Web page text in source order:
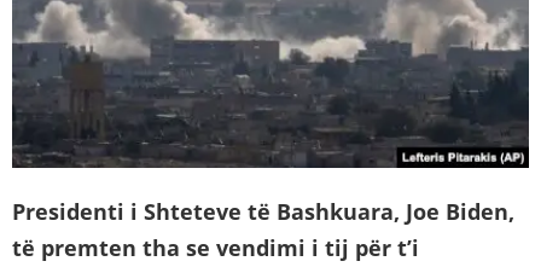
Presidenti i Shteteve të Bashkuara, Joe Biden,
të premten tha se vendimi i tij për t’i